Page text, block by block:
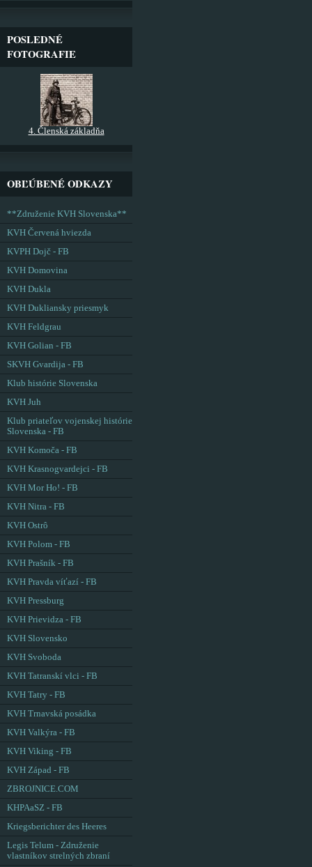
POSLEDNÉ
FOTOGRAFIE
4. Členská základňa
OBĽÚBENÉ ODKAZY
**Združenie KVH Slovenska**
KVH Červená hviezda
KVPH Dojč - FB
KVH Domovina
KVH Dukla
KVH Dukliansky priesmyk
KVH Feldgrau
KVH Golian - FB
SKVH Gvardija - FB
Klub histórie Slovenska
KVH Juh
Klub priateľov vojenskej histórie
Slovenska - FB
KVH Komoča - FB
KVH Krasnogvardejci - FB
KVH Mor Ho! - FB
KVH Nitra - FB
KVH Ostrô
KVH Polom - FB
KVH Prašník - FB
KVH Pravda víťazí - FB
KVH Pressburg
KVH Prievidza - FB
KVH Slovensko
KVH Svoboda
KVH Tatranskí vlci - FB
KVH Tatry - FB
KVH Trnavská posádka
KVH Valkýra - FB
KVH Viking - FB
KVH Západ - FB
ZBROJNICE.COM
KHPAaSZ - FB
Kriegsberichter des Heeres
Legis Telum - Združenie
vlastníkov strelných zbraní